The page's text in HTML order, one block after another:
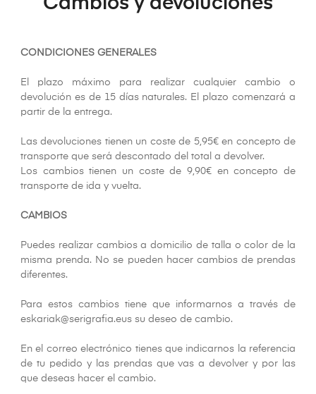
CONDICIONES GENERALES
El plazo máximo para realizar cualquier cambio o
devolución es de 15 días naturales. El plazo comenzará a
partir de la entrega.
Las devoluciones tienen un coste de 5,95€ en concepto de
transporte que será descontado del total a devolver.
Los cambios tienen un coste de 9,90€ en concepto de
transporte de ida y vuelta.
CAMBIOS
Puedes realizar cambios a domicilio de talla o color de la
misma prenda. No se pueden hacer cambios de prendas
diferentes.
Para estos cambios tiene que informarnos a través de
eskariak@serigrafia.eus su deseo de cambio.
En el correo electrónico tienes que indicarnos la referencia
de tu pedido y las prendas que vas a devolver y por las
que deseas hacer el cambio.